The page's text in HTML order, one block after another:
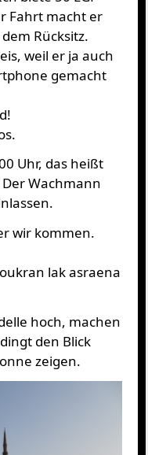
Fahrt macht er
Rücksitz.
weil er ja auch
gemacht
Uhr, das heißt
Wachmann
wir kommen.
lak asraena
hoch, machen
den Blick
zeigen.